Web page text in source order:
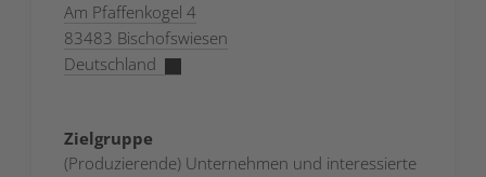
Am Pfaffenkogel 4
83483 Bischofswiesen
Deutschland
Zielgruppe
(Produzierende) Unternehmen und interessierte